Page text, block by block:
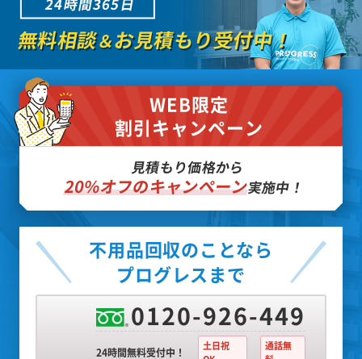
24時間365日
無料相談＆お見積もり受付中！
WEB限定
割引キャンペーン
見積もり価格から
20%オフのキャンペーン実施中！
不用品回収のことなら
プログレスまで
0120-926-449